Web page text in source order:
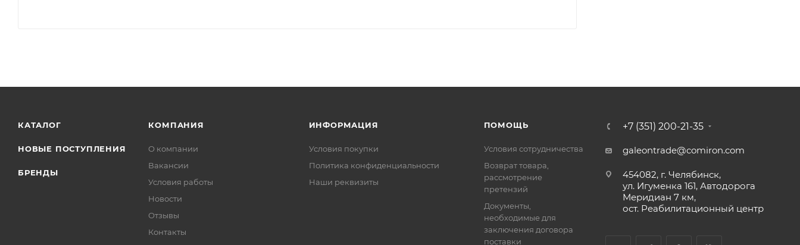
КАТАЛОГ
НОВЫЕ ПОСТУПЛЕНИЯ
БРЕНДЫ
КОМПАНИЯ
О компании
Вакансии
Условия работы
Новости
Отзывы
Контакты
ИНФОРМАЦИЯ
Условия покупки
Политика конфиденциальности
Наши реквизиты
ПОМОЩЬ
Условия сотрудничества
Возврат товара,
рассмотрение
претензий
Документы,
необходимые для
заключения договора
поставки
+7 (351) 200-21-35
galeontrade@comiron.com
454082, г. Челябинск,
ул. Игуменка 161, Автодорога
Меридиан 7 км,
ост. Реабилитационный центр